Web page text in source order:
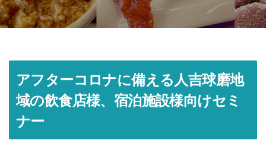
アフターコロナに備える人吉球磨地
域の飲食店様、宿泊施設様向けセミ
ナー